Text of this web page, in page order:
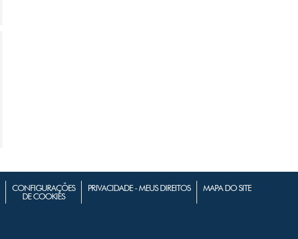
CONFIGURAÇÕES
DE COOKIES
PRIVACIDADE - MEUS DIREITOS MAPA DO SITE